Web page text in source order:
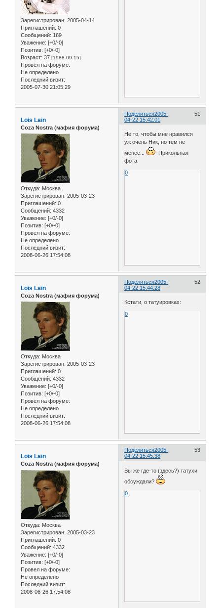
Зарегистрирован: 2005-04-14
Приглашений: 0
Сообщений: 169
Уважение: [+0/-0]
Позитив: [+0/-0]
Возраст: 37 [1988-09-15]
Провел на форуме:
Не определено
Последний визит:
2005-07-30 21:05:29
Поделиться 51
2005-
04-22 15:42:01
Lois Lain
Coza Nostra (мафия форума)
Откуда: Москва
Зарегистрирован: 2005-03-23
Приглашений: 0
Сообщений: 4332
Уважение: [+0/-0]
Позитив: [+0/-0]
Провел на форуме:
Не определено
Последний визит:
2008-06-26 17:54:08
Не то, чтобы мне нравился
уж очень Ник, но тем не
менее...
Прикольная
фота:
0
Поделиться 52
2005-
04-22 15:44:28
Lois Lain
Coza Nostra (мафия форума)
Откуда: Москва
Зарегистрирован: 2005-03-23
Приглашений: 0
Сообщений: 4332
Уважение: [+0/-0]
Позитив: [+0/-0]
Провел на форуме:
Не определено
Последний визит:
2008-06-26 17:54:08
Кстати, о татуировках:
0
Поделиться 53
2005-
04-22 15:45:38
Lois Lain
Coza Nostra (мафия форума)
Откуда: Москва
Зарегистрирован: 2005-03-23
Приглашений: 0
Сообщений: 4332
Уважение: [+0/-0]
Позитив: [+0/-0]
Провел на форуме:
Не определено
Последний визит:
2008-06-26 17:54:08
Вы же где-то (здесь?) татухи
обсуждали?
0